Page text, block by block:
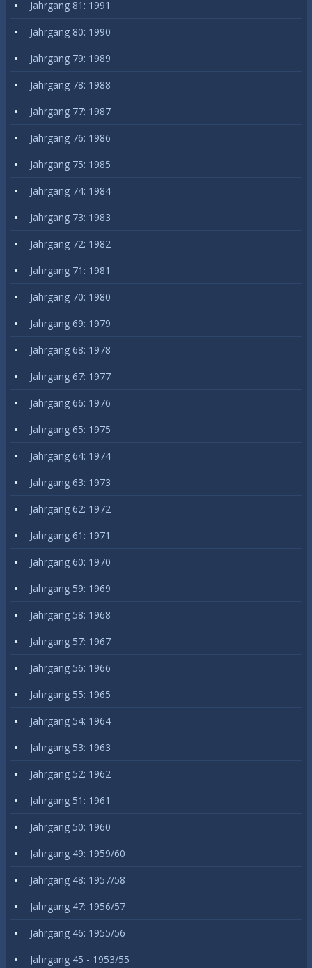
Jahrgang 81: 1991
Jahrgang 80: 1990
Jahrgang 79: 1989
Jahrgang 78: 1988
Jahrgang 77: 1987
Jahrgang 76: 1986
Jahrgang 75: 1985
Jahrgang 74: 1984
Jahrgang 73: 1983
Jahrgang 72: 1982
Jahrgang 71: 1981
Jahrgang 70: 1980
Jahrgang 69: 1979
Jahrgang 68: 1978
Jahrgang 67: 1977
Jahrgang 66: 1976
Jahrgang 65: 1975
Jahrgang 64: 1974
Jahrgang 63: 1973
Jahrgang 62: 1972
Jahrgang 61: 1971
Jahrgang 60: 1970
Jahrgang 59: 1969
Jahrgang 58: 1968
Jahrgang 57: 1967
Jahrgang 56: 1966
Jahrgang 55: 1965
Jahrgang 54: 1964
Jahrgang 53: 1963
Jahrgang 52: 1962
Jahrgang 51: 1961
Jahrgang 50: 1960
Jahrgang 49: 1959/60
Jahrgang 48: 1957/58
Jahrgang 47: 1956/57
Jahrgang 46: 1955/56
Jahrgang 45 - 1953/55